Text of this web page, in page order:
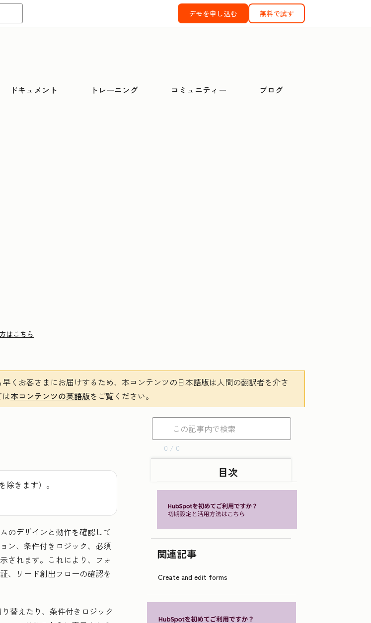
デモを申し込む 無料で試す
ドキュメント トレーニング コミュニティー ブログ
はこちら
くお客さまにお届けするため、本コンテンツの日本語版は人間の翻訳者を介さ
本コンテンツの英語版をご覧ください。
きます）。
のデザインと動作を確認して
ン、条件付きロジック、必須
されます。これにより、フォ
、リード創出フローの確認を
替えたり、条件付きロジック
0 / 0
目次
関連記事
Create and edit forms